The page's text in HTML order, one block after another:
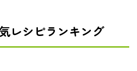
レシピランキング